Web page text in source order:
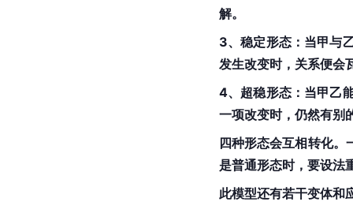
解。
3、稳定形态：当甲与
发生改变时，关系便会
4、超稳形态：当甲乙
一项改变时，仍然有别
四种形态会互相转化。
是普通形态时，要设法
此模型还有若干变体和